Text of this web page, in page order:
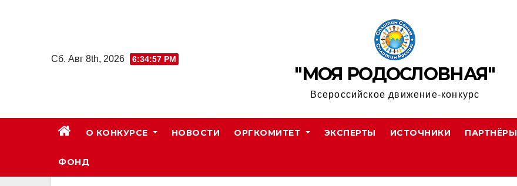
Сб. Авг 8th, 2026
6:34:58 PM
"МОЯ РОДОСЛОВНАЯ"
Всероссийское движение-конкурс
О КОНКУРСЕ НОВОСТИ ОРГКОМИТЕТ ЭКСПЕРТЫ ИСТОЧНИКИ ПАРТНЁРЫ
ФОНД